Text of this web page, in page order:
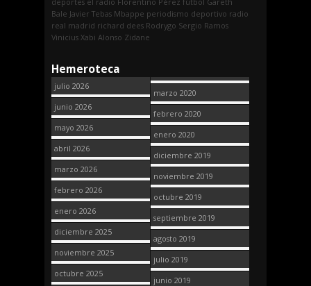
Bale Javier Tebas Mbappe periodismo deportivo radio
real madrid richard dees Rodrygo Sergio Ramos
Vinicius Xabi Alonso Zidane
Hemeroteca
julio 2026
junio 2026
mayo 2026
abril 2026
marzo 2026
febrero 2026
enero 2026
diciembre 2025
noviembre 2025
octubre 2025
marzo 2020
febrero 2020
enero 2020
diciembre 2019
noviembre 2019
octubre 2019
septiembre 2019
agosto 2019
julio 2019
junio 2019